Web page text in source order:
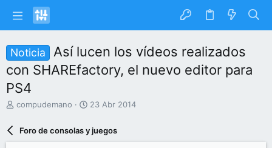
Noticia
Así lucen los vídeos realizados
con SHAREfactory, el nuevo editor para
PS4
Icompudemano
F
c
h
23 Abr 2014
Foro de consolas y juegos